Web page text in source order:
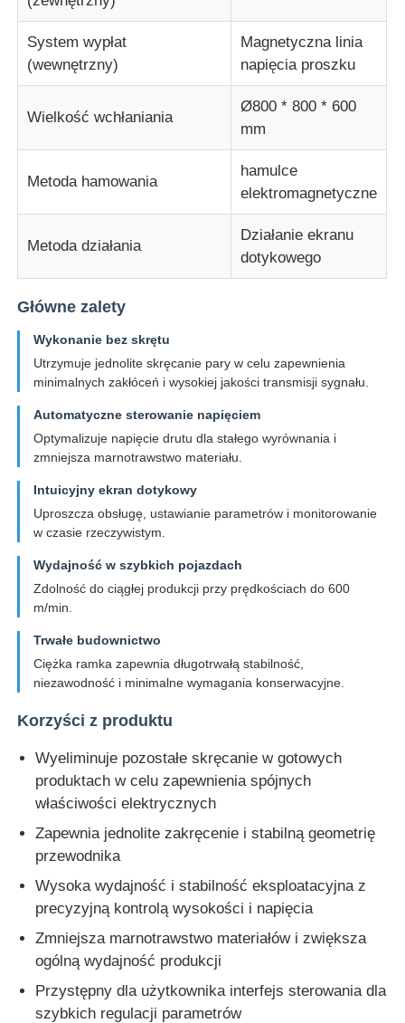
Maszyna do skręcania par
maszyna do odciągu
maszyna do wytłaczania
System wypłat
(wewnętrzny)
Magnetyczna linia
napięcia proszku
Wielkość wchłaniania
Ø800 * 800 * 600
mm
Metoda hamowania
hamulce
elektromagnetyczne
Metoda działania
Działanie ekranu
dotykowego
Główne zalety
Wykonanie bez skrętu
Utrzymuje jednolite skręcanie pary w celu zapewnienia
minimalnych zakłóceń i wysokiej jakości transmisji sygnału.
Automatyczne sterowanie napięciem
Optymalizuje napięcie drutu dla stałego wyrównania i
zmniejsza marnotrawstwo materiału.
Intuicyjny ekran dotykowy
Uproszcza obsługę, ustawianie parametrów i monitorowanie
w czasie rzeczywistym.
Wydajność w szybkich pojazdach
Zdolność do ciągłej produkcji przy prędkościach do 600
m/min.
Trwałe budownictwo
Ciężka ramka zapewnia długotrwałą stabilność,
niezawodność i minimalne wymagania konserwacyjne.
Korzyści z produktu
Wyeliminuje pozostałe skręcanie w gotowych
produktach w celu zapewnienia spójnych
właściwości elektrycznych
Zapewnia jednolite zakręcenie i stabilną geometrię
przewodnika
Wysoka wydajność i stabilność eksploatacyjna z
precyzyjną kontrolą wysokości i napięcia
Zmniejsza marnotrawstwo materiałów i zwiększa
ogólną wydajność produkcji
Przystępny dla użytkownika interfejs sterowania dla
szybkich regulacji parametrów